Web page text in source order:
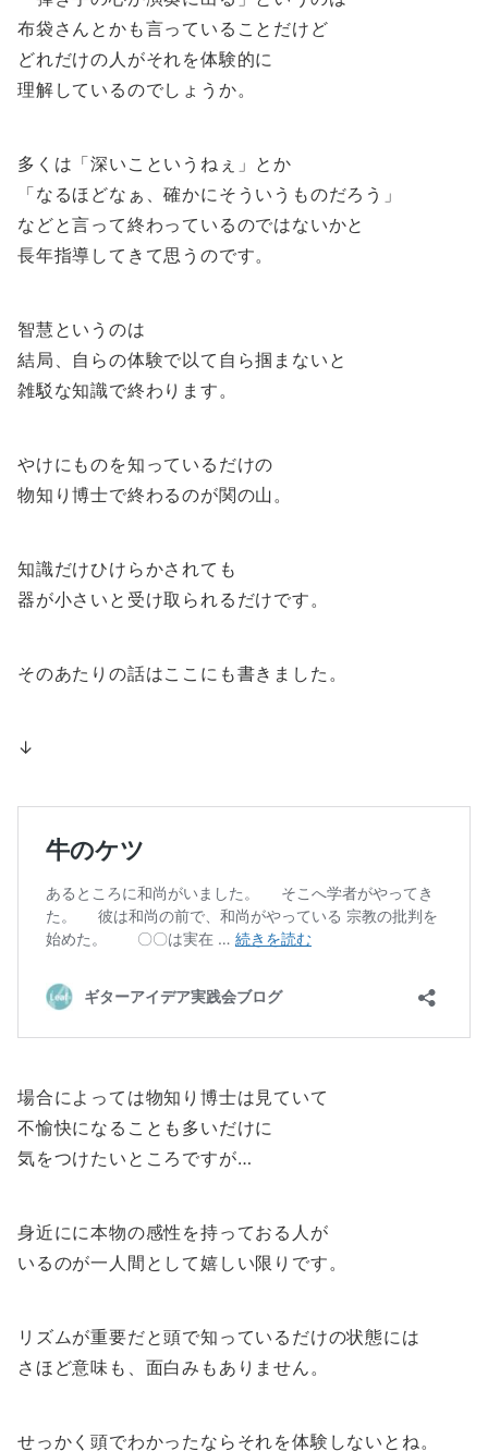
布袋さんとかも言っていることだけど
どれだけの人がそれを体験的に
理解しているのでしょうか。
多くは「深いこというねぇ」とか
「なるほどなぁ、確かにそういうものだろう」
などと言って終わっているのではないかと
長年指導してきて思うのです。
智慧というのは
結局、自らの体験で以て自ら掴まないと
雑駁な知識で終わります。
やけにものを知っているだけの
物知り博士で終わるのが関の山。
知識だけひけらかされても
器が小さいと受け取られるだけです。
そのあたりの話はここにも書きました。
↓
場合によっては物知り博士は見ていて
不愉快になることも多いだけに
気をつけたいところですが…
身近にに本物の感性を持っておる人が
いるのが一人間として嬉しい限りです。
リズムが重要だと頭で知っているだけの状態には
さほど意味も、面白みもありません。
せっかく頭でわかったならそれを体験しないとね。